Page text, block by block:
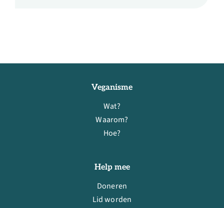
Veganisme
Wat?
Waarom?
Hoe?
Help mee
Doneren
Lid worden